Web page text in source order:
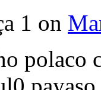
1 on
polaco